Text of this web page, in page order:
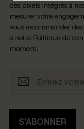
des pixels intégrés à
mesurer votre
vous recommander
à notre Politique de
moment.
S'ABONNER